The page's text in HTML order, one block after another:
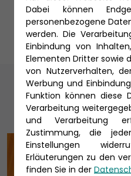
PKW Unterstellung in
Reiseschutz
Unsere
Dabei können
personenbezogene
werden. Die
Einbindung von
Elementen Dritter sowie
von Nutzerverhalten,
Werbung und
Funktion können diese
Verarbeitung
und Verarbeitung
Zustimmung, die
Einstellungen
Erläuterungen zu den
finden Sie in der